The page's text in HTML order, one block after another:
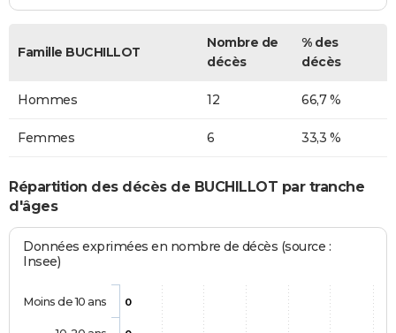
Famille BUCHILLOT
Nombre de
décès
% des
décès
Hommes 12 66,7 %
Femmes 6 33,3 %
Répartition des décès de BUCHILLOT par tranche
d'âges
Données exprimées en nombre de décès (source :
Insee)
0
Moins de 10 ans